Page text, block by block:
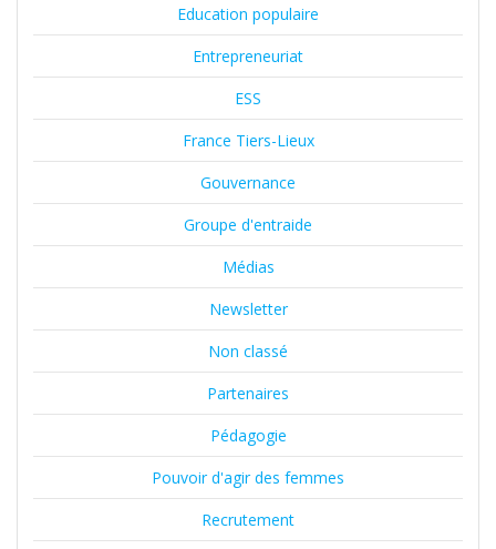
Education populaire
Entrepreneuriat
ESS
France Tiers-Lieux
Gouvernance
Groupe d'entraide
Médias
Newsletter
Non classé
Partenaires
Pédagogie
Pouvoir d'agir des femmes
Recrutement